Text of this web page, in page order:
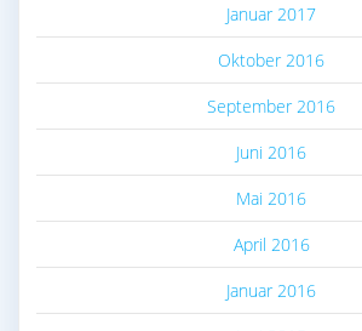
Januar 2017
Oktober 2016
September 2016
Juni 2016
Mai 2016
April 2016
Januar 2016